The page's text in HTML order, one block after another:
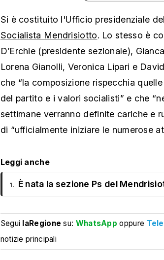
Si è costituito l'Ufficio presidenziale
Socialista Mendrisiotto. Lo stesso è
D’Erchie (presidente sezionale),
Lorena Gianolli, Veronica Lipari e
che “la composizione rispecchia
del partito e i valori socialisti” e che
settimane verranno definite cariche e
di “ufficialmente iniziare le numerose
Leggi anche
1. È nata la sezione Ps del
Segui laRegione su: WhatsApp oppure
notizie principali